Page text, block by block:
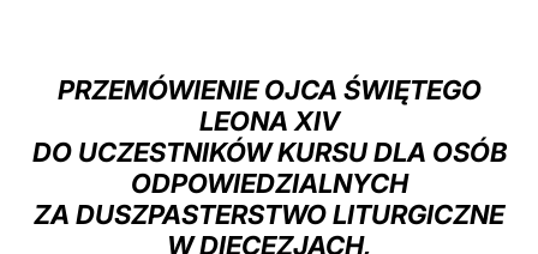
العربيّة
中文
LATINE
PRZEMÓWIENIE OJCA ŚWIĘTEGO
LEONA XIV
DO UCZESTNIKÓW KURSU DLA OSÓB
ODPOWIEDZIALNYCH
ZA DUSZPASTERSTWO LITURGICZNE
W DIECEZJACH,